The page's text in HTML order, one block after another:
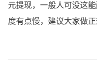
元提现，一般人可没这
度有点慢，建议大家做正